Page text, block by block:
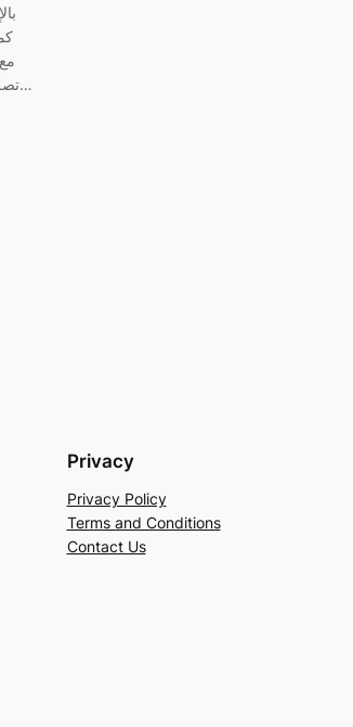
تصل إلى 30% على الاشتراكات السنوية، وكذلك تخفيضات…
Privacy
Privacy Policy
Terms and Conditions
Contact Us